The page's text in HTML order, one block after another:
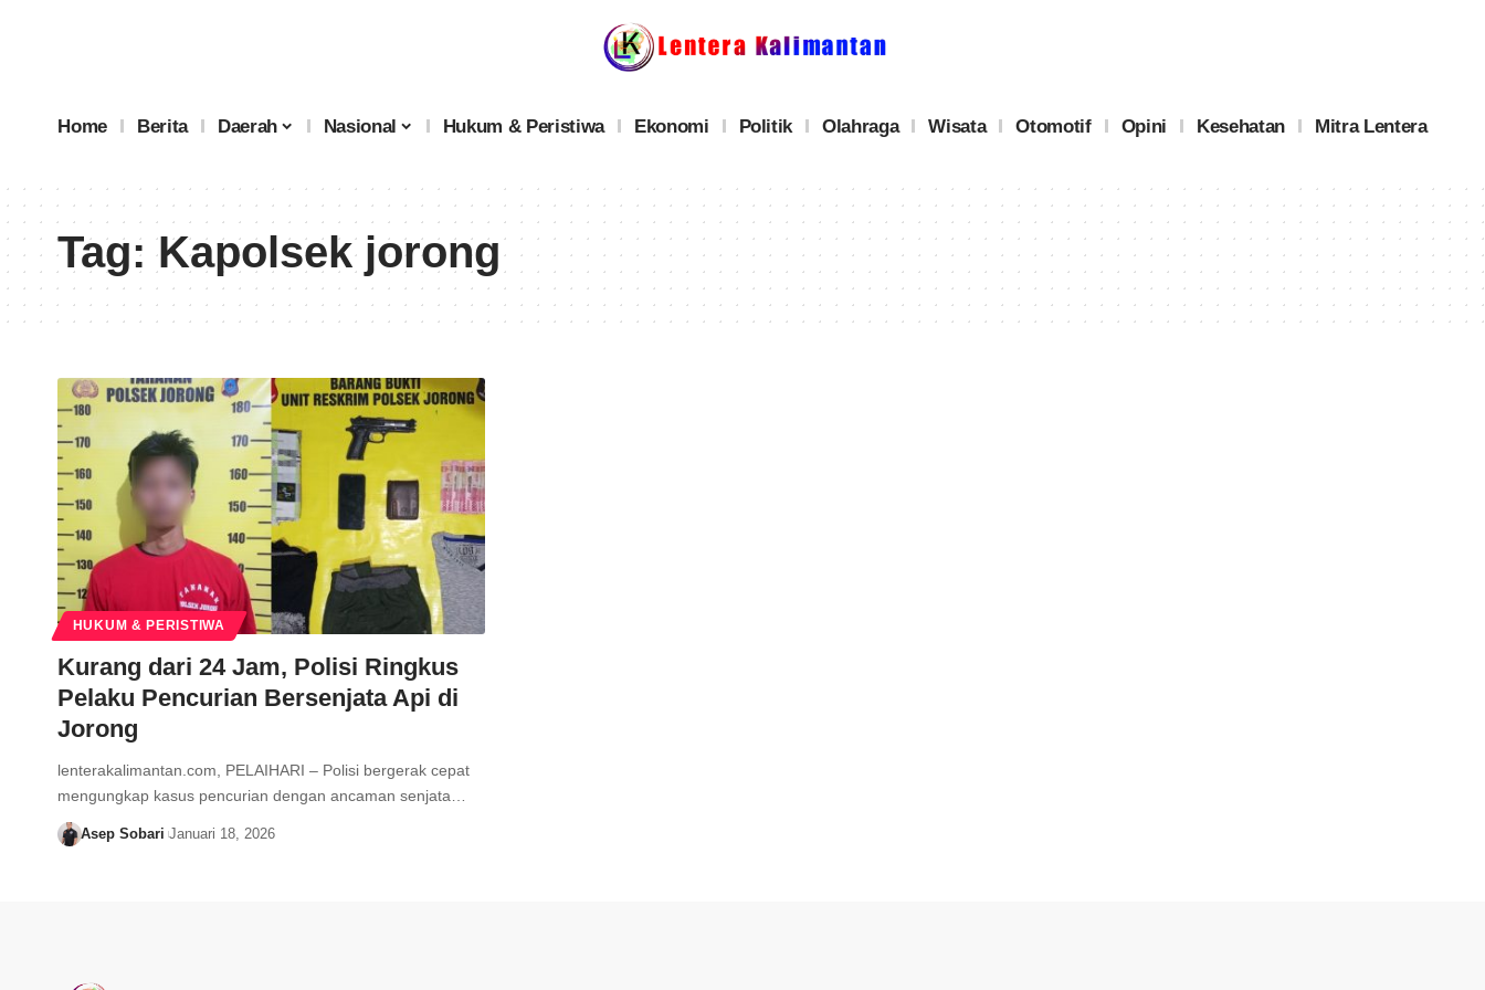
Home Berita Daerah Nasional Hukum & Peristiwa Ekonomi Politik Olahraga Wisata Otomotif Opini Kesehatan Mitra Lentera
Tag:Kapolsek jorong
HUKUM & PERISTIWA
Kurang dari 24 Jam, Polisi Ringkus
Pelaku Pencurian Bersenjata Api di
Jorong
lenterakalimantan.com, PELAIHARI – Polisi bergerak cepat
mengungkap kasus pencurian dengan ancaman senjata…
Asep Sobari Januari 18, 2026